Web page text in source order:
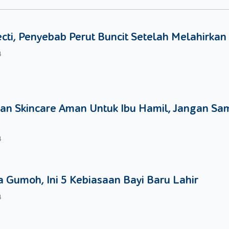
Agar prosesnya lebih mudah, sebaiknya tempe
garam, merica bubuk, gerus semua bahan tersebut hingga
yang sudah dilumatkan, aduk hingga rata dan bentuk
Penyebab Perut Buncit Setelah Melahirkan
Skincare Aman Untuk Ibu Hamil, Jangan
Gumoh, Ini 5 Kebiasaan Bayi Baru Lahir